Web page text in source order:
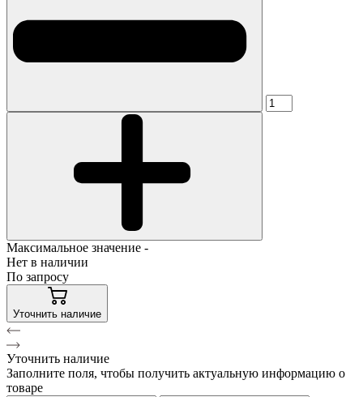
Максимальное значение -
Нет в наличии
По запросу
Уточнить наличие
Уточнить наличие
Заполните поля, чтобы получить актуальную информацию о
товаре